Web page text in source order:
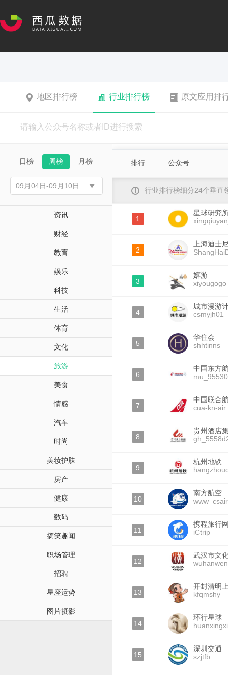
地区排行榜 行业排行榜 原文应用排
日榜 周榜 月榜
资讯
财经
教育
娱乐
科技
生活
体育
文化
旅游
美食
情感
汽车
时尚
美妆护肤
房产
健康
数码
搞笑趣闻
职场管理
招聘
星座运势
图片摄影
排行 公众号
行业排行榜细分24个垂直
1
星球研究
2
上海迪士
3
嬉游
xiyougogo
4
城市漫游
csmyjh01
5
华住会
shhtinns
6
中国东方
mu_95530
7
中国联合
cua-kn-air
8
贵州酒店
9
杭州地铁
10
南方航空
11
携程旅行
iCtrip
12
武汉市文
13
开封清明
kfqmshy
14
环行星球
15
深圳交通
szjtfb